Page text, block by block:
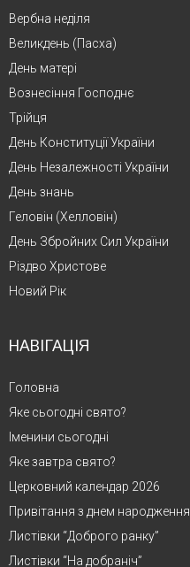
Вербна неділя
Великдень (Пасха)
День матері
Вознесіння Господнє
Трійця
День Конституції України
День Незалежності України
День знань
Геловін (Хелловін)
День Збройних Сил України
Різдво Христове
Новий Рік
НАВІГАЦІЯ
Головна
Яке сьогодні свято?
Іменини сьогодні
Яке завтра свято?
Церковний календар 2026
Привітання з днем народження
Листівки “Доброго ранку”
Листівки “На добраніч”